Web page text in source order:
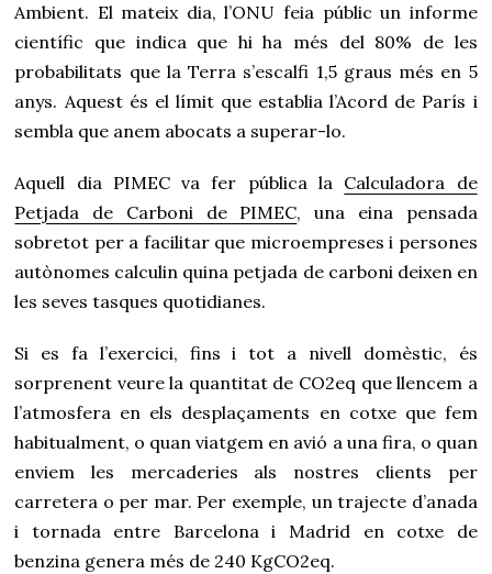
Ambient. El mateix dia, l’ONU feia públic un informe
científic que indica que hi ha més del 80% de les
probabilitats que la Terra s’escalfi 1,5 graus més en 5
anys. Aquest és el límit que establia l’Acord de París i
sembla que anem abocats a superar-lo.
Aquell dia PIMEC va fer pública la Calculadora de
Petjada de Carboni de PIMEC, una eina pensada
sobretot per a facilitar que microempreses i persones
autònomes calculin quina petjada de carboni deixen en
les seves tasques quotidianes.
Si es fa l’exercici, fins i tot a nivell domèstic, és
sorprenent veure la quantitat de CO2eq que llencem a
l’atmosfera en els desplaçaments en cotxe que fem
habitualment, o quan viatgem en avió a una fira, o quan
enviem les mercaderies als nostres clients per
carretera o per mar. Per exemple, un trajecte d’anada
i tornada entre Barcelona i Madrid en cotxe de
benzina genera més de 240 KgCO2eq.